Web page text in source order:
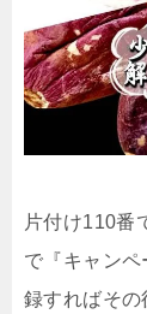
片付け110番
で『キャン
録すればその